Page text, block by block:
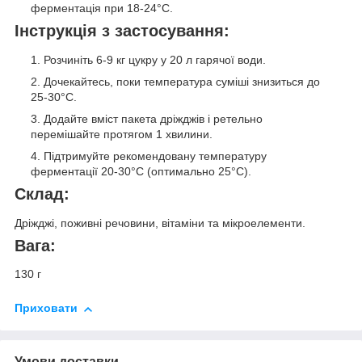
ферментація при 18-24°C.
Інструкція з застосування:
Розчиніть 6-9 кг цукру у 20 л гарячої води.
Дочекайтесь, поки температура суміші знизиться до
25-30°C.
Додайте вміст пакета дріжджів і ретельно
перемішайте протягом 1 хвилини.
Підтримуйте рекомендовану температуру
ферментації 20-30°C (оптимально 25°C).
Склад:
Дріжджі, поживні речовини, вітаміни та мікроелементи.
Вага:
130 г
Приховати